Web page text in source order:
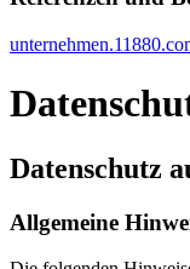
Datenschutz
Allgemeine